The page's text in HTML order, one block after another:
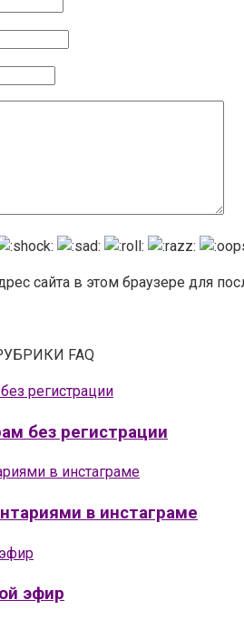
сайта в этом браузере для
FAQ
без регистрации
в инстаграме
эфир